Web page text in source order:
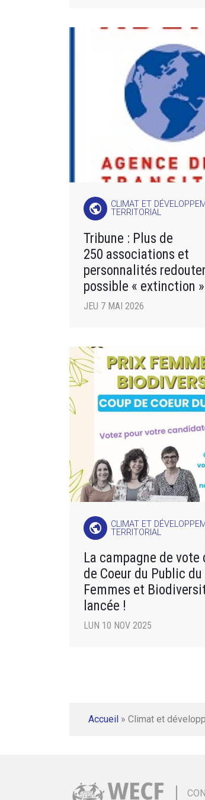
public
CLIMAT ET
TERRITORIAL
Tribune : Plus de
250 associations et
personnalités
possible « extinction
l’ADEME, à cause
JEU 7 MAI 2026
public
CLIMAT ET
TERRITORIAL
La campagne de vote
de Coeur du Public
Femmes et
lancée !
LUN 10 NOV 2025
Accueil » Climat et